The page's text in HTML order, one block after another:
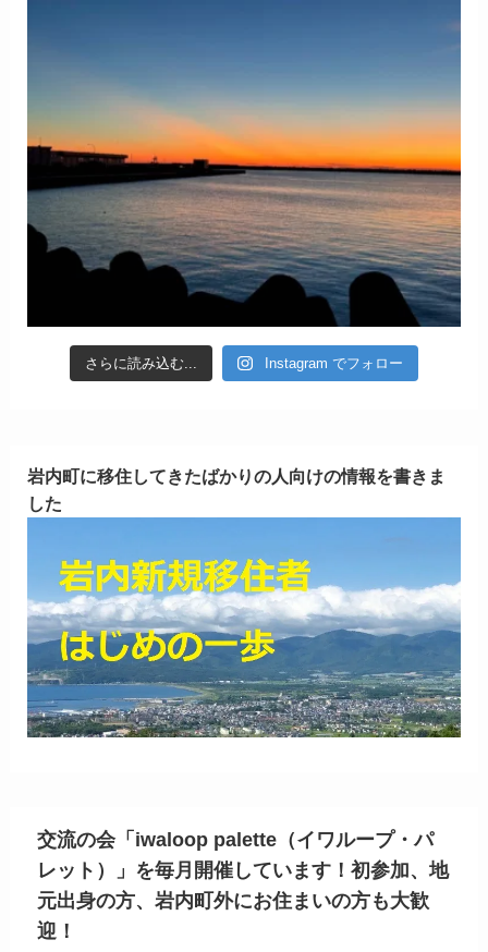
さらに読み込む... Instagram でフォロー
岩内町に移住してきたばかりの人向けの情報を書きま
した
交流の会「iwaloop palette（イワループ・パ
レット）」を毎月開催しています！初参加、地
元出身の方、岩内町外にお住まいの方も大歓
迎！